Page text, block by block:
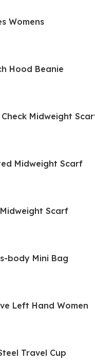
Womens
Hood Beanie
Midweight
Midweight Scarf
Scarf
body Mini Bag
Left Hand Women
Travel Cup